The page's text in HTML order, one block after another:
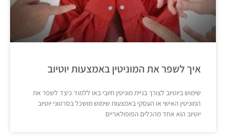
איך לשפר את המוניטין באמצעות יוטיוב
שימוש ביוטיוב לצורך בניית מוניטין חיובי באו ללמוד כיצד לשפר את
המוניטין האישי או העסקי באמצעות שימוש מושכל בסרטוני יוטיוב
יוטיוב הוא אחד מהכלים הפופולאריים